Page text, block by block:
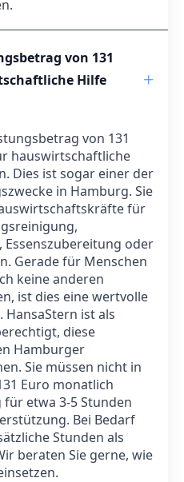
von 131
Hilfe
von 131
hauswirtschaftliche
Dies ist sogar einer der
in Hamburg. Sie
für
Essenszubereitung oder
Gerade für Menschen
keine anderen
ist dies eine wertvolle
ist als
diese
Hamburger
Sie müssen nicht in
Euro monatlich
etwa 3-5 Stunden
Bei Bedarf
Stunden als
beraten Sie gerne, wie